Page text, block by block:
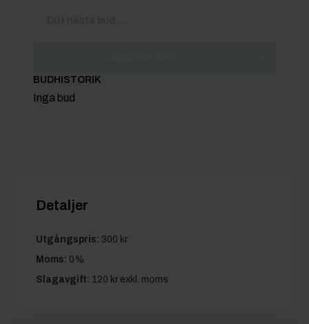
BUDHISTORIK
Inga bud
Detaljer
Utgångspris: 300 kr
Moms: 0%
Slagavgift: 120 kr exkl. moms